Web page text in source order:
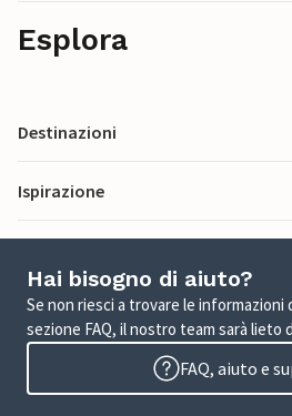
Esplora
Destinazioni
Ispirazione
Hai bisogno di aiuto?
Se non riesci a trovare le informazioni
sezione FAQ, il nostro team sarà lieto
FAQ, aiuto e